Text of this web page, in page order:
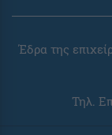
Έδρα της
Τηλ.